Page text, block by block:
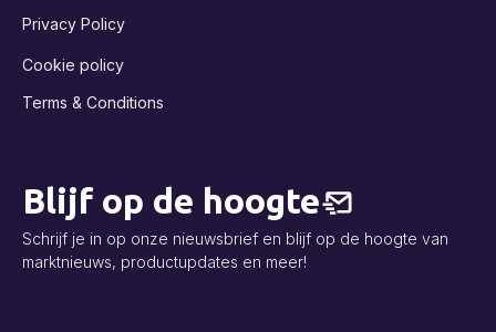
Privacy Policy
Cookie policy
Terms & Conditions
Blijf op de hoogte
Schrijf je in op onze nieuwsbrief en blijf op de hoogte van
marktnieuws, productupdates en meer!